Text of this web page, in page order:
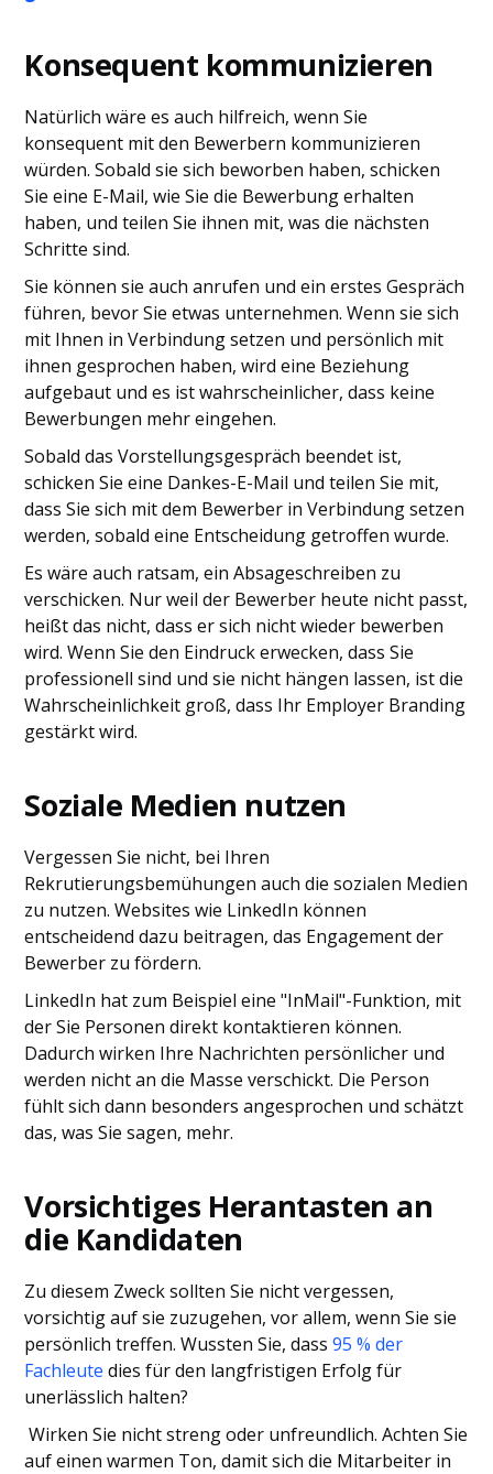
Konsequent kommunizieren
Natürlich wäre es auch hilfreich, wenn Sie
konsequent mit den Bewerbern kommunizieren
würden. Sobald sie sich beworben haben, schicken
Sie eine E-Mail, wie Sie die Bewerbung erhalten
haben, und teilen Sie ihnen mit, was die nächsten
Schritte sind.
Sie können sie auch anrufen und ein erstes Gespräch
führen, bevor Sie etwas unternehmen. Wenn sie sich
mit Ihnen in Verbindung setzen und persönlich mit
ihnen gesprochen haben, wird eine Beziehung
aufgebaut und es ist wahrscheinlicher, dass keine
Bewerbungen mehr eingehen.
Sobald das Vorstellungsgespräch beendet ist,
schicken Sie eine Dankes-E-Mail und teilen Sie mit,
dass Sie sich mit dem Bewerber in Verbindung setzen
werden, sobald eine Entscheidung getroffen wurde.
Es wäre auch ratsam, ein Absageschreiben zu
verschicken. Nur weil der Bewerber heute nicht passt,
heißt das nicht, dass er sich nicht wieder bewerben
wird. Wenn Sie den Eindruck erwecken, dass Sie
professionell sind und sie nicht hängen lassen, ist die
Wahrscheinlichkeit groß, dass Ihr Employer Branding
gestärkt wird.
Soziale Medien nutzen
Vergessen Sie nicht, bei Ihren
Rekrutierungsbemühungen auch die sozialen Medien
zu nutzen. Websites wie LinkedIn können
entscheidend dazu beitragen, das Engagement der
Bewerber zu fördern.
LinkedIn hat zum Beispiel eine "InMail"-Funktion, mit
der Sie Personen direkt kontaktieren können.
Dadurch wirken Ihre Nachrichten persönlicher und
werden nicht an die Masse verschickt. Die Person
fühlt sich dann besonders angesprochen und schätzt
das, was Sie sagen, mehr.
Vorsichtiges Herantasten an
die Kandidaten
Zu diesem Zweck sollten Sie nicht vergessen,
vorsichtig auf sie zuzugehen, vor allem, wenn Sie sie
persönlich treffen. Wussten Sie, dass95 % der
Fachleute dies für den langfristigen Erfolg für
unerlässlich halten?
Wirken Sie nicht streng oder unfreundlich. Achten Sie
auf einen warmen Ton, damit sich die Mitarbeiter in